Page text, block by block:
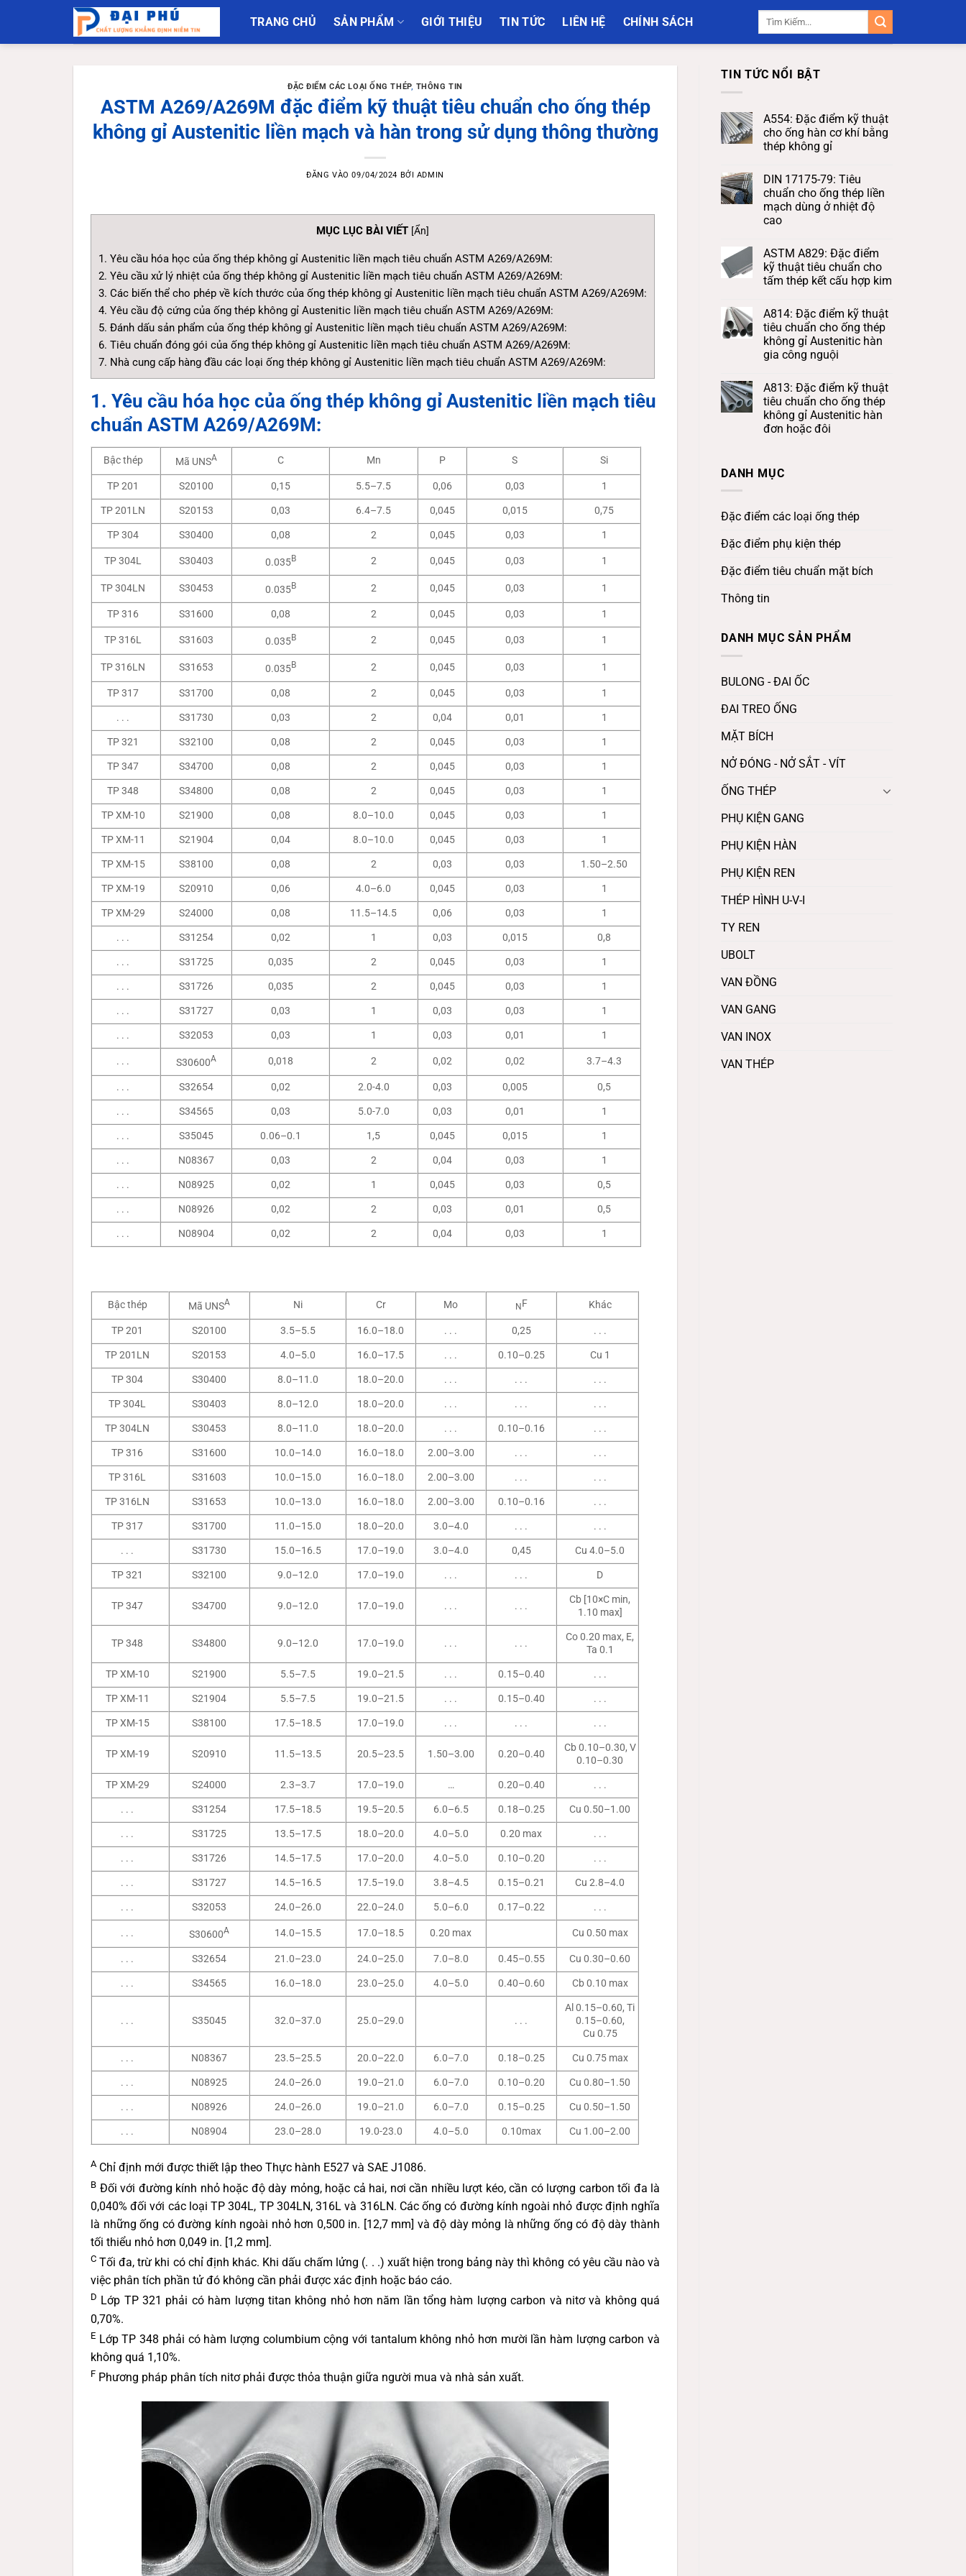
nội
TRANG CHỦ SẢN PHẨM GIỚI THIỆU TIN TỨC LIÊN HỆ CHÍNH SÁCH
ĐẶC ĐIỂM CÁC LOẠI ỐNG THÉP, THÔNG TIN
ASTM A269/A269M đặc điểm kỹ thuật tiêu chuẩn cho ống thép
không gỉ Austenitic liền mạch và hàn trong sử dụng thông thường
ĐĂNG VÀO09/04/2024 BỞI ADMIN
MỤC LỤC BÀI VIẾT [Ẩn]
1. Yêu cầu hóa học của ống thép không gỉ Austenitic liền mạch tiêu chuẩn ASTM A269/A269M:
2. Yêu cầu xử lý nhiệt của ống thép không gỉ Austenitic liền mạch tiêu chuẩn ASTM A269/A269M:
3. Các biến thể cho phép về kích thước của ống thép không gỉ Austenitic liền mạch tiêu chuẩn ASTM A269/A269M:
4. Yêu cầu độ cứng của ống thép không gỉ Austenitic liền mạch tiêu chuẩn ASTM A269/A269M:
5. Đánh dấu sản phẩm của ống thép không gỉ Austenitic liền mạch tiêu chuẩn ASTM A269/A269M:
6. Tiêu chuẩn đóng gói của ống thép không gỉ Austenitic liền mạch tiêu chuẩn ASTM A269/A269M:
7. Nhà cung cấp hàng đầu các loại ống thép không gỉ Austenitic liền mạch tiêu chuẩn ASTM A269/A269M:
1. Yêu cầu hóa học của ống thép không gỉ Austenitic liền mạch tiêu
chuẩn ASTM A269/A269M:
Bậc thép Mã UNSA C Mn P S Si
TP 201 S20100 0,15 5.5–7.5 0,06 0,03
1
TP 201LN
S20153 0,03 6.4–7.5 0,045 0,015
0,75
TP 304
S30400 0,08 2 0,045 0,03 1
TP 304L S30403 0.035B 2 0,045 0,03 1
TP 304LN S30453 0.035B 2 0,045 0,03 1
TP 316 S31600 0,08 2 0,045 0,03 1
TP 316L S31603 0.035B 2 0,045 0,03 1
TP 316LN S31653 0.035B 2 0,045 0,03 1
TP 317 S31700 0,08 2 0,045 0,03
1
. . .
S31730 0,03 2 0,04 0,01
1
TP 321
S32100 0,08 2 0,045 0,03
1
TP 347
S34700 0,08 2 0,045 0,03
1
TP 348
S34800 0,08 2 0,045 0,03
1
TP XM-10
S21900 0,08 8.0–10.0 0,045 0,03
1
TP XM-11
S21904 0,04 8.0–10.0 0,045 0,03
1
TP XM-15
S38100 0,08 2 0,03 0,03
1.50–2.50
TP XM-19
S20910 0,06 4.0–6.0 0,045 0,03
1
TP XM-29
S24000 0,08 11.5–14.5 0,06 0,03
1
. . .
S31254 0,02 1 0,03 0,015
0,8
. . .
S31725 0,035 2 0,045 0,03
1
. . .
S31726 0,035 2 0,045 0,03
1
. . .
S31727 0,03 1 0,03 0,03
1
. . .
S32053 0,03 1 0,03 0,01 1
. . . S30600A 0,018 2 0,02 0,02 3.7–4.3
. . . S32654 0,02 2.0-4.0 0,03 0,005
0,5
. . .
S34565 0,03 5.0-7.0 0,03 0,01
1
. . .
S35045 0.06–0.1 1,5 0,045 0,015
1
. . .
N08367 0,03 2 0,04 0,03
1
. . .
N08925 0,02 1 0,045 0,03
0,5
. . .
N08926 0,02 2 0,03 0,01
0,5
. . .
N08904 0,02 2 0,04 0,03 1
Bậc thép Mã UNSA Ni Cr Mo N F Khác
TP 201 S20100 3.5–5.5 16.0–18.0 . . . 0,25
. . .
TP 201LN
S20153 4.0–5.0 16.0–17.5 . . . 0.10–0.25
Cu 1
TP 304
S30400 8.0–11.0 18.0–20.0 . . . . . .
. . .
TP 304L
S30403 8.0–12.0 18.0–20.0 . . . . . .
. . .
TP 304LN
S30453 8.0–11.0 18.0–20.0 . . . 0.10–0.16
. . .
TP 316
S31600 10.0–14.0 16.0–18.0 2.00–3.00 . . .
. . .
TP 316L
S31603 10.0–15.0 16.0–18.0 2.00–3.00 . . .
. . .
TP 316LN
S31653 10.0–13.0 16.0–18.0 2.00–3.00 0.10–0.16
. . .
TP 317
S31700 11.0–15.0 18.0–20.0 3.0–4.0 . . .
. . .
. . .
S31730 15.0–16.5 17.0–19.0 3.0–4.0 0,45
Cu 4.0–5.0
TP 321
S32100 9.0–12.0 17.0–19.0 . . . . . . D
TP 347 S34700 9.0–12.0 17.0–19.0 . . . . . .
Cb [10×C min,
1.10 max]
TP 348 S34800 9.0–12.0 17.0–19.0 . . . . . .
Co 0.20 max, E,
Ta 0.1
TP XM-10
S21900 5.5–7.5 19.0–21.5 . . . 0.15–0.40
. . .
TP XM-11
S21904 5.5–7.5 19.0–21.5 . . . 0.15–0.40
. . .
TP XM-15
S38100 17.5–18.5 17.0–19.0 . . . . . . . . .
TP XM-19 S20910 11.5–13.5 20.5–23.5 1.50–3.00 0.20–0.40
Cb 0.10–0.30, V
0.10–0.30
TP XM-29
S24000 2.3–3.7 17.0–19.0 … 0.20–0.40
. . .
. . .
S31254 17.5–18.5 19.5–20.5 6.0–6.5 0.18–0.25
Cu 0.50–1.00
. . .
S31725 13.5–17.5 18.0–20.0 4.0–5.0 0.20 max
. . .
. . .
S31726 14.5–17.5 17.0–20.0 4.0–5.0 0.10–0.20
. . .
. . .
S31727 14.5–16.5 17.5–19.0 3.8–4.5 0.15–0.21
Cu 2.8–4.0
. . .
S32053 24.0–26.0 22.0–24.0 5.0–6.0 0.17–0.22 . . .
. . . S30600A 14.0–15.5 17.0–18.5 0.20 max Cu 0.50 max
. . . S32654 21.0–23.0 24.0–25.0 7.0–8.0 0.45–0.55
Cu 0.30–0.60
. . .
S34565 16.0–18.0 23.0–25.0 4.0–5.0 0.40–0.60 Cb 0.10 max
. . . S35045 32.0–37.0 25.0–29.0 . . .
Al 0.15–0.60, Ti
0.15–0.60,
Cu 0.75
. . .
N08367 23.5–25.5 20.0–22.0 6.0–7.0 0.18–0.25
Cu 0.75 max
. . .
N08925 24.0–26.0 19.0–21.0 6.0–7.0 0.10–0.20
Cu 0.80–1.50
. . .
N08926 24.0–26.0 19.0–21.0 6.0–7.0 0.15–0.25
Cu 0.50–1.50
. . .
N08904 23.0–28.0 19.0-23.0 4.0–5.0 0.10max Cu 1.00–2.00
AChỉ định mới được thiết lập theo Thực hành E527 và SAE J1086.
B Đối với đường kính nhỏ hoặc độ dày mỏng, hoặc cả hai, nơi cần nhiều lượt kéo, cần có lượng carbon tối đa là
0,040% đối với các loại TP 304L, TP 304LN, 316L và 316LN. Các ống có đường kính ngoài nhỏ được định nghĩa
là những ống có đường kính ngoài nhỏ hơn 0,500 in. [12,7 mm] và độ dày mỏng là những ống có độ dày thành
tối thiểu nhỏ hơn 0,049 in. [1,2 mm].
C Tối đa, trừ khi có chỉ định khác. Khi dấu chấm lửng (. . .) xuất hiện trong bảng này thì không có yêu cầu nào và
việc phân tích phần tử đó không cần phải được xác định hoặc báo cáo.
D Lớp TP 321 phải có hàm lượng titan không nhỏ hơn năm lần tổng hàm lượng carbon và nitơ và không quá
0,70%.
E Lớp TP 348 phải có hàm lượng columbium cộng với tantalum không nhỏ hơn mười lần hàm lượng carbon và
không quá 1,10%.
F Phương pháp phân tích nitơ phải được thỏa thuận giữa người mua và nhà sản xuất.
TIN TỨC NỔI BẬT
A554: Đặc điểm kỹ thuật
cho ống hàn cơ khí bằng
thép không gỉ
DIN 17175-79: Tiêu
chuẩn cho ống thép liền
mạch dùng ở nhiệt độ
cao
ASTM A829: Đặc điểm
kỹ thuật tiêu chuẩn cho
tấm thép kết cấu hợp kim
A814: Đặc điểm kỹ thuật
tiêu chuẩn cho ống thép
không gỉ Austenitic hàn
gia công nguội
A813: Đặc điểm kỹ thuật
tiêu chuẩn cho ống thép
không gỉ Austenitic hàn
đơn hoặc đôi
DANH MỤC
Đặc điểm các loại ống thép
Đặc điểm phụ kiện thép
Đặc điểm tiêu chuẩn mặt bích
Thông tin
DANH MỤC SẢN PHẨM
BULONG - ĐAI ỐC
ĐAI TREO ỐNG
MẶT BÍCH
NỞ ĐÓNG - NỞ SẮT - VÍT
ỐNG THÉP
PHỤ KIỆN GANG
PHỤ KIỆN HÀN
PHỤ KIỆN REN
THÉP HÌNH U-V-I
TY REN
UBOLT
VAN ĐỒNG
VAN GANG
VAN INOX
VAN THÉP